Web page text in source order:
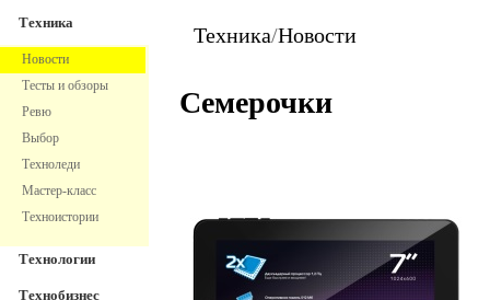
Техника
Новости
Тесты и обзоры
Ревю
Выбор
Техноледи
Мастер-класс
Техноистории
Технологии
Технобизнес
Техника/Новости
Семерочки